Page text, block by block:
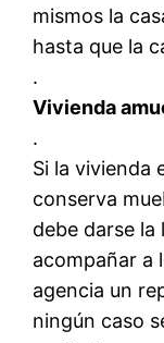
mismos la
hasta que la
.
Vivienda
.
Si la vivienda
conserva
debe darse la
acompañar a
agencia un
ningún caso